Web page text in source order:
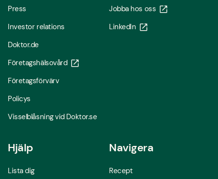
Press
Investor relations
Doktor.de
Företagshälsovård
Företagsförvärv
Policys
Visselblåsning vid Doktor.se
Jobba hos oss
LinkedIn
Hjälp
Lista dig
Navigera
Recept